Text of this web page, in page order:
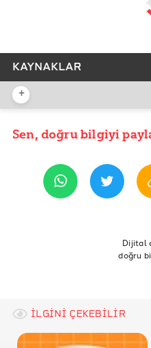
KAYNAKLAR
REFERANSLAR
BM Gıda ve Tarım
Beslenme 2019
Ticaret Bakanlığı
+
YAYIN TARİHİ
Afrika
Yemek
Sen, doğru bilgiyi
Dijital
doğru
İLGİNİ ÇEKEBİLİR